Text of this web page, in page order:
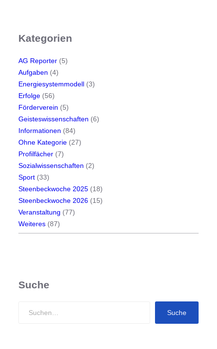
Kategorien
AG Reporter (5)
Aufgaben (4)
Energiesystemmodell (3)
Erfolge (56)
Förderverein (5)
Geisteswissenschaften (6)
Informationen (84)
Ohne Kategorie (27)
Profilfächer (7)
Sozialwissenschaften (2)
Sport (33)
Steenbeckwoche 2025 (18)
Steenbeckwoche 2026 (15)
Veranstaltung (77)
Weiteres (87)
Suche
Suche